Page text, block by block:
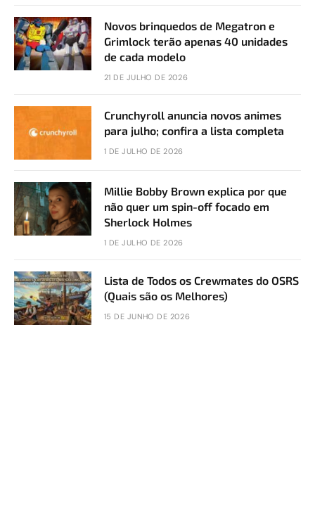
Novos brinquedos de Megatron e
Grimlock terão apenas 40 unidades
de cada modelo
21 DE JULHO DE 2026
Crunchyroll anuncia novos animes
para julho; confira a lista completa
1 DE JULHO DE 2026
Millie Bobby Brown explica por que
não quer um spin-off focado em
Sherlock Holmes
1 DE JULHO DE 2026
Lista de Todos os Crewmates do OSRS
(Quais são os Melhores)
15 DE JUNHO DE 2026